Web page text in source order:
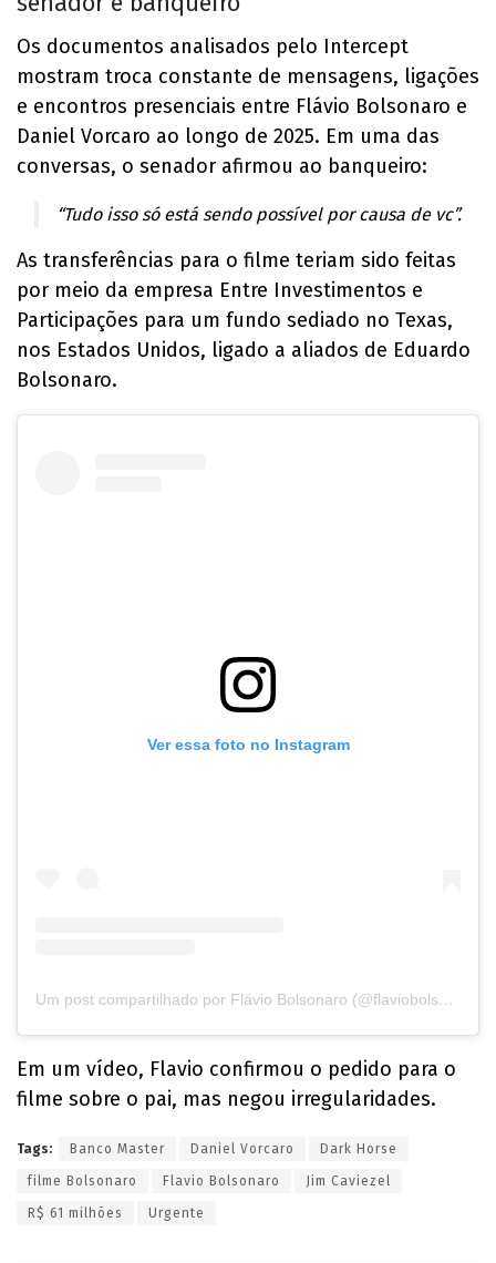
Os documentos analisados pelo Intercept
mostram troca constante de mensagens, ligações
e encontros presenciais entre Flávio Bolsonaro e
Daniel Vorcaro ao longo de 2025. Em uma das
conversas, o senador afirmou ao banqueiro:
“Tudo isso só está sendo possível por causa de vc”.
As transferências para o filme teriam sido feitas
por meio da empresa Entre Investimentos e
Participações para um fundo sediado no Texas,
nos Estados Unidos, ligado a aliados de Eduardo
Bolsonaro.
Ver essa foto no Instagram
Um post compartilhado por Flávio Bolsonaro (@flaviobolsonaro)
Em um vídeo, Flavio confirmou o pedido para o
filme sobre o pai, mas negou irregularidades.
Tags: Banco Master Daniel Vorcaro Dark Horse
filme Bolsonaro Flavio Bolsonaro Jim Caviezel
R$ 61 milhões Urgente